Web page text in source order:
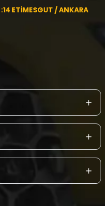
ETİMESGUT / ANKARA